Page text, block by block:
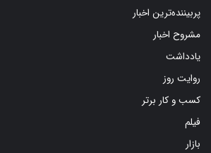
پربیننده‌ترین اخبار
مشروح اخبار
یادداشت
روایت روز
کسب و کار برتر
فیلم
بازار